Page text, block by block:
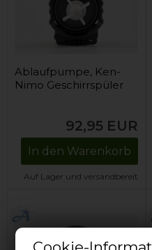
Ablaufpumpe, Ken-
Nimo Geschirrspüler
92,95 EUR
In den Warenkorb
Auf Lager und versandbereit